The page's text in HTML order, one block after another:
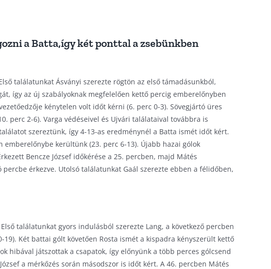
a Batta,így két ponttal a zsebünkben
találatunkat Ásványi szerezte rögtön az első támadásunkból,
így az új szabályoknak megfelelően kettő percig emberelőnyben
kénytelen volt időt kérni (6. perc 0-3). Sövegjártó üres
perc 2-6). Varga védéseivel és Ujvári találataival továbbra is
szereztünk, így 4-13-as eredménynél a Batta ismét időt kért.
kerültünk (23. perc 6-13). Újabb hazai gólok
Bencze József időkérése a 25. percben, majd Mátés
érkezve. Utolsó találatunkat Gaál szerezte ebben a félidőben,
találatunkat gyors indulásból szerezte Lang, a következő percben
Két battai gólt követően Rosta ismét a kispadra kényszerült kettő
hibával játszottak a csapatok, így előnyünk a több perces gólcsend
a mérkőzés során másodszor is időt kért. A 46. percben Mátés